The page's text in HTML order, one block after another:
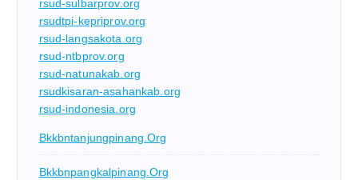
rsud-sulbarprov.org
rsudtpi-kepriprov.org
rsud-langsakota.org
rsud-ntbprov.org
rsud-natunakab.org
rsudkisaran-asahankab.org
rsud-indonesia.org
Bkkbntanjungpinang.org
Bkkbnpangkalpinang.org